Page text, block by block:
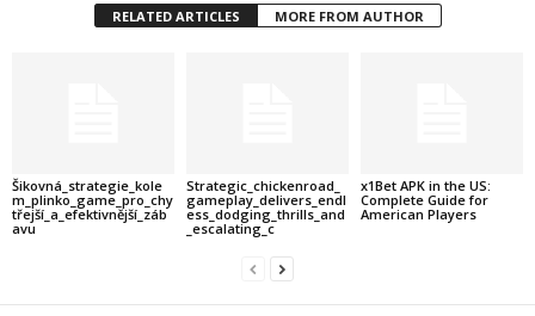
RELATED ARTICLES MORE FROM AUTHOR
Šikovná_strategie_kole
m_plinko_game_pro_chy
třejší_a_efektivnější_záb
avu
Strategic_chickenroad_
gameplay_delivers_endl
ess_dodging_thrills_and
_escalating_c
x1Bet APK in the US:
Complete Guide for
American Players